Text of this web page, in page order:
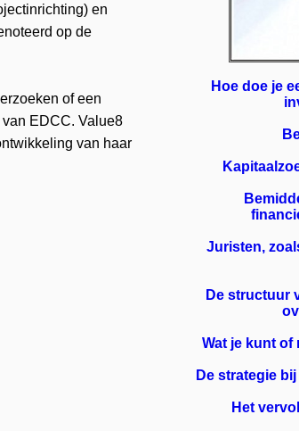
en
op de
of een
EDCC. Value8
van haar
Hoe doe je
Juristen,
De structuur
Wat je kunt of
De strategie
Het